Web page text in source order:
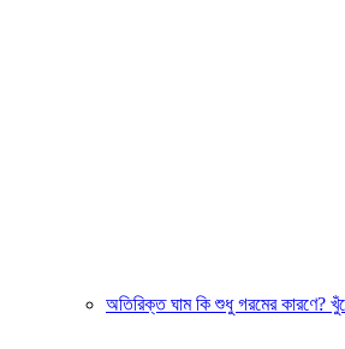
অতিরিক্ত ঘাম কি শুধু গরমের কারণে?